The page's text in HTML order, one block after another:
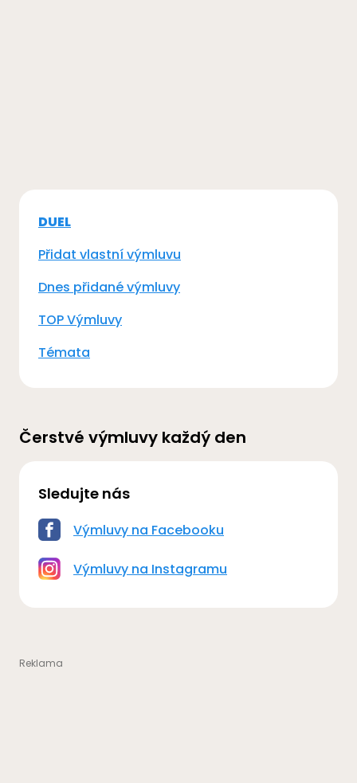
DUEL
Přidat vlastní výmluvu
Dnes přidané výmluvy
TOP Výmluvy
Témata
Čerstvé výmluvy každý den
Sledujte nás
Výmluvy na Facebooku
Výmluvy na Instagramu